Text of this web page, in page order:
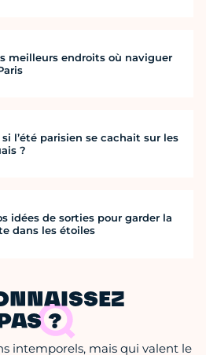
meilleurs endroits où naviguer
si l’été parisien se cachait sur les
?
idées de sorties pour garder la
dans les étoiles
?
intemporels, mais qui valent le